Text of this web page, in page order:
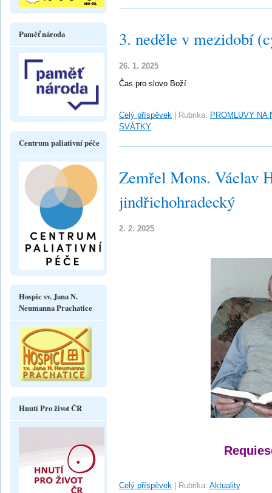
3. neděle v mezidobí
26. 1. 2025
Čas pro slovo Boží
Celý příspěvek Rubrika: PROMLUVY NA
SVÁTKY
Zemřel Mons. Václav
jindřichohradecký
2. 2. 2025
Celý příspěvek Rubrika: Aktuality
Paměť národa
Centrum paliativní péče
Hospic sv. Jana N.
Neumanna Prachatice
Hnutí Pro život ČR